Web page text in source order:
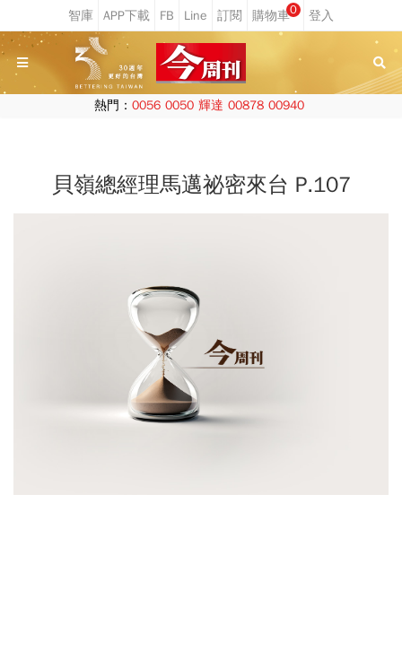
0
熱門： 0056 0050 輝達 00878 00940
貝嶺總經理馬邁祕密來台 P.107